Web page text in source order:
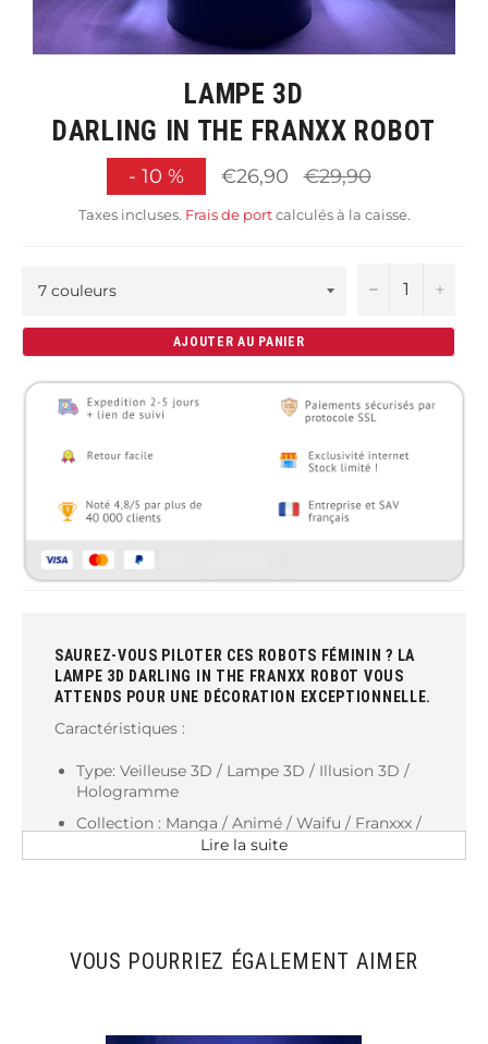
LAMPE 3D
DARLING IN THE FRANXX ROBOT
- 10 % €26,90 Prix
régulier
€29,90
Taxes incluses. Frais de portcalculés à la caisse.
− +
AJOUTER AU PANIER
SAUREZ-VOUS PILOTER CES ROBOTS FÉMININ ? LA
LAMPE 3D DARLING IN THE FRANXX ROBOT VOUS
ATTENDS POUR UNE DÉCORATION EXCEPTIONNELLE.
Caractéristiques :
Type: Veilleuse 3D / Lampe 3D / Illusion 3D /
Hologramme
Collection : Manga / Animé / Waifu / Franxxx /
Couleurs: 7 ou 16 couleurs
Taille: 16 x 20 cm
Lire la suite
VOUS POURRIEZ ÉGALEMENT AIMER